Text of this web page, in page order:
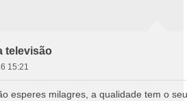
televisão
15:21
esperes milagres, a qualidade tem o seu